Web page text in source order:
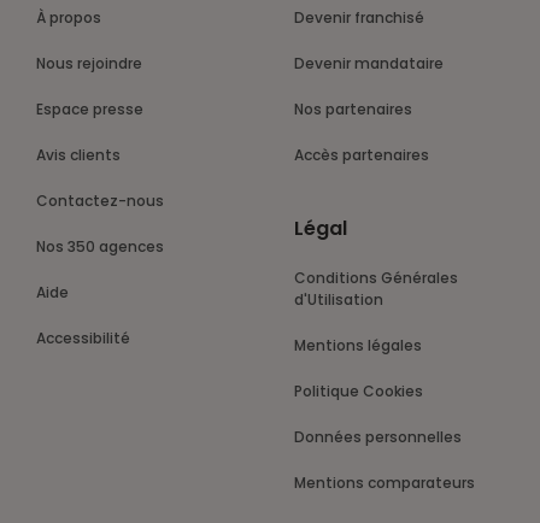
À propos
Nous rejoindre
Espace presse
Avis clients
Contactez-nous
Nos 350 agences
Aide
Accessibilité
Devenir franchisé
Devenir mandataire
Nos partenaires
Accès partenaires
Légal
Conditions Générales
d'Utilisation
Mentions légales
Politique Cookies
Données personnelles
Mentions comparateurs